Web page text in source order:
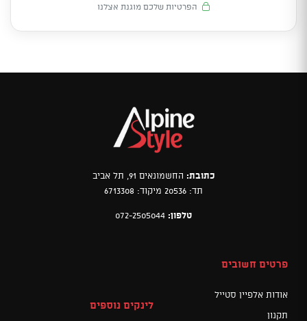
הפרטיות שלכם מוגנת אצלנו
כתובת: החשמונאים 91, תל אביב
תד: 20536 מיקוד: 6713308
טלפון: 072-2505044
פרטים חשובים
אודות אלפיין סטייל
תקנון
לינקים נוספים